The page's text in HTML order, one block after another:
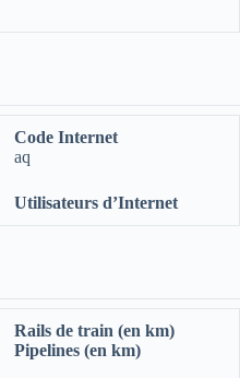
Code Internet
aq
Utilisateurs d’Internet
Rails de train (en km)
Pipelines (en km)